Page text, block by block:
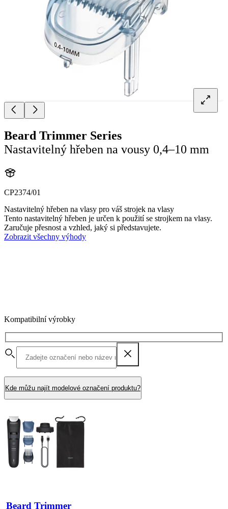
Beard Trimmer Series
Nastavitelný hřeben na vousy 0,4–10 mm
CP2374/01
Nastavitelný hřeben na vlasy pro váš strojek na vlasy
Tento nastavitelný hřeben je určen k použití se strojkem na vlasy.
Zaručuje přesnost a vzhled, jaký si představujete.
Zobrazit všechny výhody
Kompatibilní výrobky
Kde můžu najít modelové označení produktu?
Beard Trimmer